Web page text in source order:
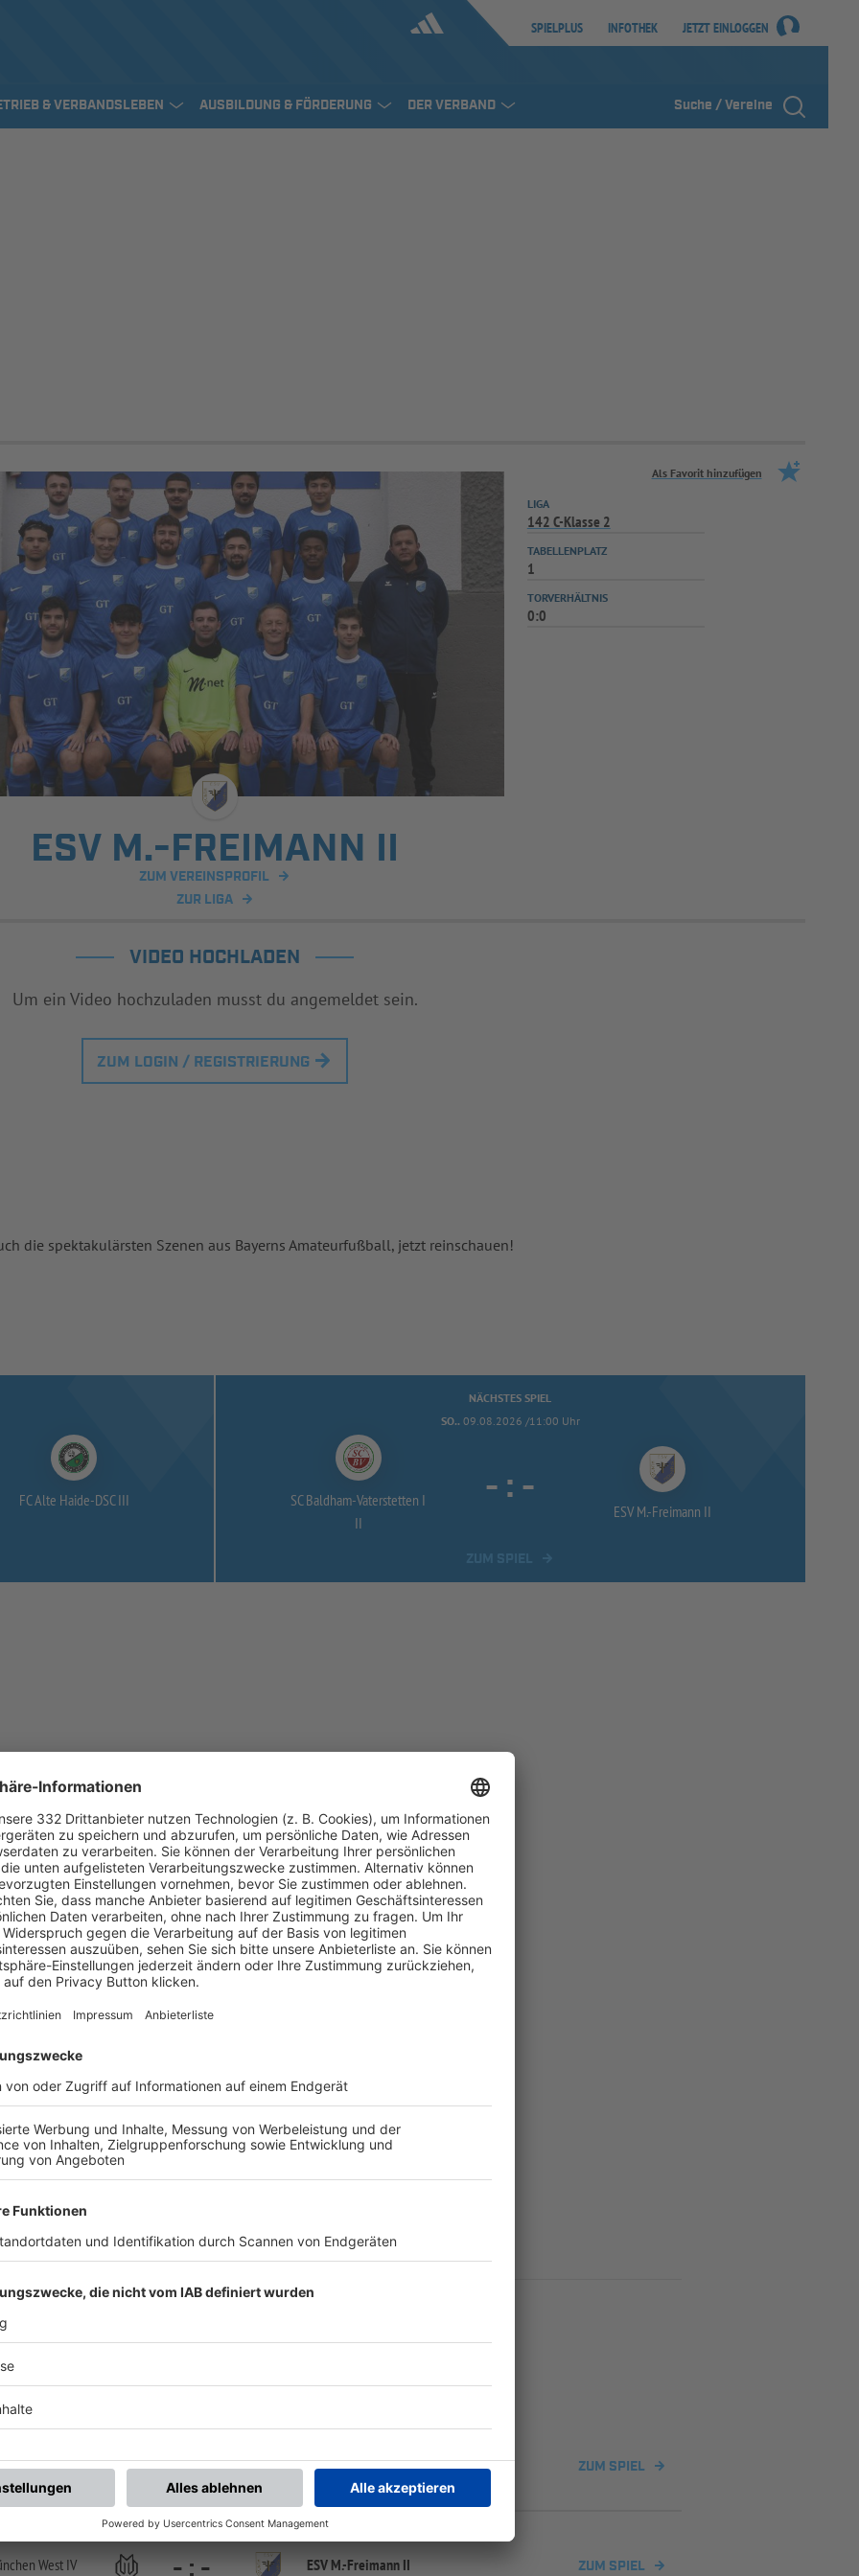
SPIELPLUS INFOTHEK JETZT EINLOGGEN
& VERBANDSLEBEN AUSBILDUNG & FÖRDERUNG DER VERBAND Suche / Vereine
Als Favorit hinzufügen
ESV M.-FREIMANN II
ZUM VEREINSPROFIL
ZUR LIGA
LIGA
142 C-Klasse 2
TABELLENPLATZ
1
TORVERHÄLTNIS
0:0
VIDEO HOCHLADEN
Um ein Video hochzuladen musst du angemeldet sein.
ZUM LOGIN / REGISTRIERUNG
die spektakulärsten Szenen aus Bayerns Amateurfußball, jetzt reinschauen!
FC Alte Haide-DSC III
NÄCHSTES SPIEL
SO.. 09.08.2026 /11:00 Uhr
SC Baldham-Vaterstetten I
II
- : -
ESV M.-Freimann II
ALLE NEWS
Kompletter Spielplan
FS/H/K-FS/M/1
Vaterstetten III -:- ESV M.-Freimann II ZUM SPIEL
Sportzentrum Vaterstetten, Platz 2 | Baldhamer Str. 100 | 85591 Vaterstetten
FS/H/K-FS/M/1
West IV - : - ESV M.-Freimann II ZUM SPIEL